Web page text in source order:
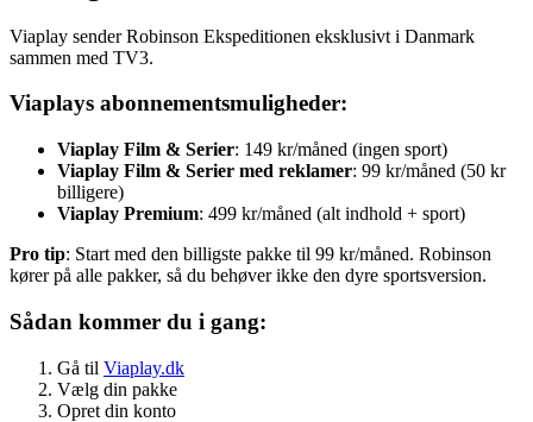
Viaplay sender Robinson Ekspeditionen eksklusivt i Danmark
sammen med TV3.
Viaplays abonnementsmuligheder:
Viaplay Film & Serier: 149 kr/måned (ingen sport)
Viaplay Film & Serier med reklamer: 99 kr/måned (50 kr
billigere)
Viaplay Premium: 499 kr/måned (alt indhold + sport)
Pro tip: Start med den billigste pakke til 99 kr/måned. Robinson
kører på alle pakker, så du behøver ikke den dyre sportsversion.
Sådan kommer du i gang:
Gå til Viaplay.dk
Vælg din pakke
Opret din konto